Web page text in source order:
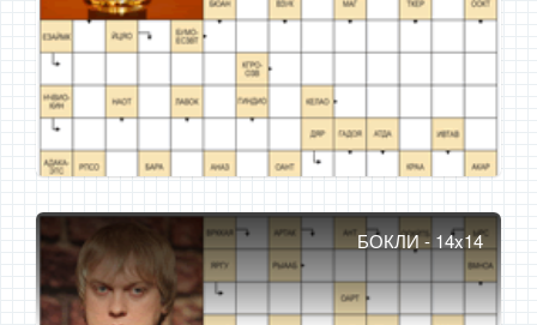
БОКЛИ - 14x14